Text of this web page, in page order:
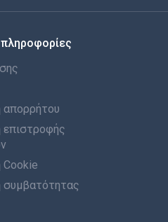
απορρήτου
επιστροφής
Cookie
συμβατότητας